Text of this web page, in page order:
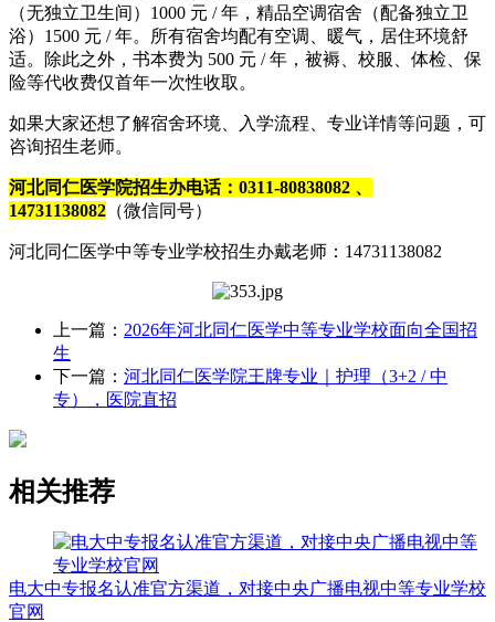
（无独立卫生间）1000 元 / 年，精品空调宿舍（配备独立卫
浴）1500 元 / 年。所有宿舍均配有空调、暖气，居住环境舒
适。除此之外，书本费为 500 元 / 年，被褥、校服、体检、保
险等代收费仅首年一次性收取。
如果大家还想了解宿舍环境、入学流程、专业详情等问题，可
咨询招生老师。
河北同仁医学院招生办电话：0311-80838082 、
14731138082 （微信同号）
河北同仁医学中等专业学校招生办戴老师：14731138082
上一篇： 2026年河北同仁医学中等专业学校面向全国招
生
下一篇： 河北同仁医学院王牌专业｜护理（3+2 / 中
专），医院直招
相关推荐
电大中专报名认准官方渠道，对接中央广播电视中等专业学校
官网